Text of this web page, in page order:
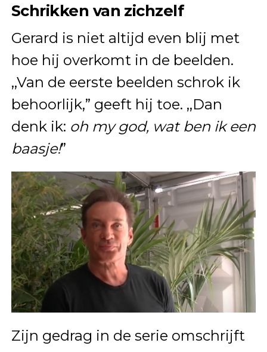
Schrikken van zichzelf
Gerard is niet altijd even blij met
hoe hij overkomt in de beelden.
,,Van de eerste beelden schrok ik
behoorlijk,” geeft hij toe. ,,Dan
denk ik: oh my god, wat ben ik een
baasje!”
Zijn gedrag in de serie omschrijft